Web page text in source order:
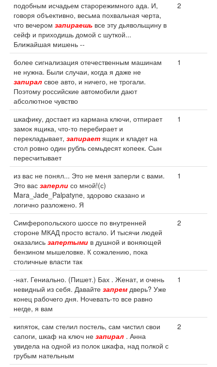
подобным исчадьем старорежимного ада. И,
говоря объективно, весьма похвальная черта,
что вечером запираешь все эту дьявольщину в
сейф и приходишь домой с шуткой...
Ближайшая мишень --
2
более сигнализация отечественным машинам
не нужна. Были случаи, когда я даже не
запирал свое авто, и ничего, не трогали.
Поэтому российские автомобили дают
абсолютное чувство
1
шкафику, достает из кармана ключи, отпирает
замок ящика, что-то перебирает и
перекладывает, запирает ящик и кладет на
стол ровно один рубль семьдесят копеек. Сын
пересчитывает
1
из вас не понял... Это не меня заперли с вами.
Это вас заперли со мной!(с)
Mara_Jade_Palpatyne, здорово сказано и
логично разложено. Я
1
Симферопольского шоссе по внутренней
стороне МКАД просто встало. И тысячи людей
оказались запертыми в душной и воняющей
бензином мышеловке. К сожалению, пока
столичные власти так
2
-нат. Гениально. (Пишет.) Бах . Женат, и очень
невидный из себя. Давайте запрем дверь? Уже
конец рабочего дня. Ночевать-то все равно
негде, я вам
1
кипяток, сам стелил постель, сам чистил свои
сапоги, шкаф на ключ не запирал . Анна
увидела на одной из полок шкафа, над полкой с
грубым нательным
2